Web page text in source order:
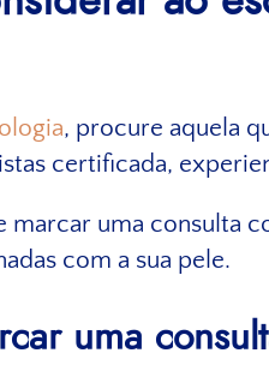
, procure aquela
certificada,
marcar uma consulta
com a sua pele.
uma